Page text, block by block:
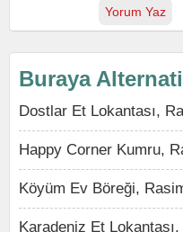
Yorum Yaz
Buraya
Dostlar Et Lokantası,
Happy Corner Kumru,
Köyüm Ev Böreği,
Karadeniz Et Lokantası,